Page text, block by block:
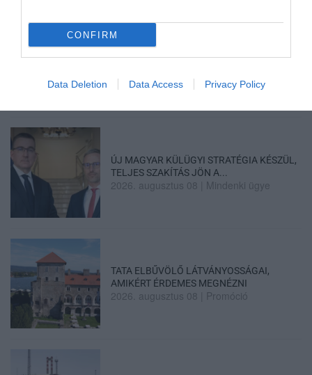
CONFIRM
Data Deletion Data Access Privacy Policy
BAKA ANDRÁST JELÖLI KÖZTÁRSASÁGI
ELNÖKNEK A TISZA
ÚJ MAGYAR KÜLÜGYI STRATÉGIA KÉSZÜL,
TELJES SZAKÍTÁS JÖN A...
2026. augusztus 08 Mindenki ügye
TATA ELBŰVÖLŐ LÁTVÁNYOSSÁGAI,
AMIKÉRT ÉRDEMES MEGNÉZNI
2026. augusztus 08 Promóció